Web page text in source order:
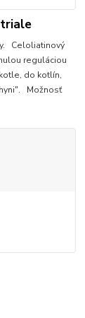
Celoliatinový
reguláciou
do kotlín,
Možnosť